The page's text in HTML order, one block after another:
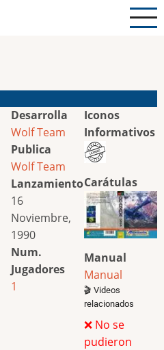
Desarrolla
Wolf Team
Publica
Wolf Team
Lanzamiento
16
Noviembre,
1990
Num.
Jugadores
1
Iconos
Informativos
Carátulas
Manual
Manual
🎬 Videos
relacionados
❌ No se
pudieron